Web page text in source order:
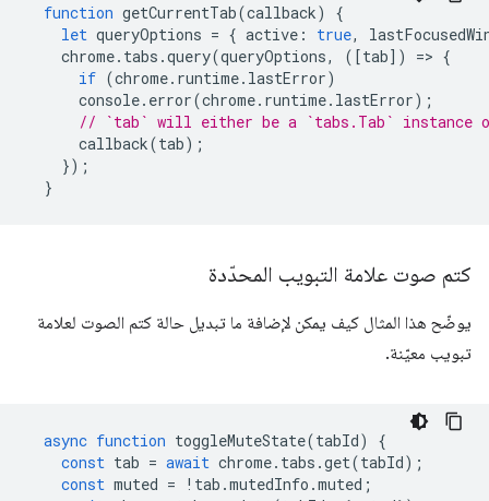
function getCurrentTab(callback)
{
let queryOptions = { active : true,
chrome. tabs .query(queryOptions, ([tab]) => {
if (chrome. runtime. lastError)
console. error(chrome. runtime. lastError);
// `tab` will either be a `tabs.Tab` instance
callback(tab);
});
}
كتم صوت علامة التبويب المحدّدة
يوضّح هذا المثال كيف يمكن لإضافة ما تبديل حالة كتم الصوت لعلامة
تبويب معيّنة.
async function toggleMuteState(tabId)
{
const tab = await chrome. tabs .get(tabId);
const muted = ! tab .mutedInfo .muted ;